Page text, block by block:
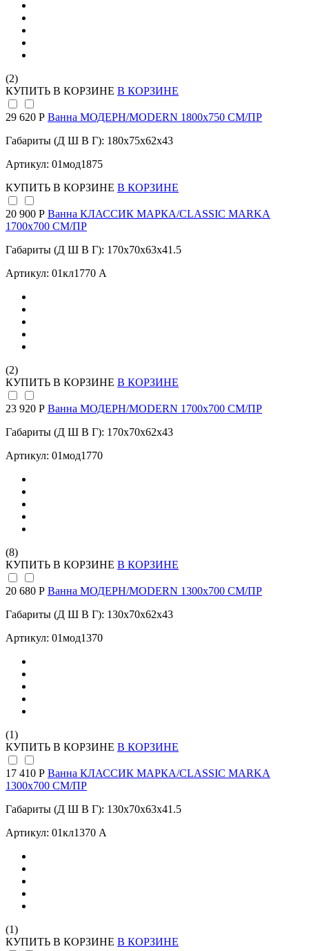
(2)
КУПИТЬ В КОРЗИНЕ В КОРЗИНЕ
29 620 Р Ванна МОДЕРН/MODERN 1800х750 СМ/ПР
Габариты (Д Ш В Г): 180x75x62x43
Артикул: 01мод1875
КУПИТЬ В КОРЗИНЕ В КОРЗИНЕ
20 900 Р Ванна КЛАССИК МАРКА/CLASSIC MARKA
1700х700 СМ/ПР
Габариты (Д Ш В Г): 170x70x63x41.5
Артикул: 01кл1770 А
(2)
КУПИТЬ В КОРЗИНЕ В КОРЗИНЕ
23 920 Р Ванна МОДЕРН/MODERN 1700х700 СМ/ПР
Габариты (Д Ш В Г): 170x70x62x43
Артикул: 01мод1770
(8)
КУПИТЬ В КОРЗИНЕ В КОРЗИНЕ
20 680 Р Ванна МОДЕРН/MODERN 1300х700 СМ/ПР
Габариты (Д Ш В Г): 130x70x62x43
Артикул: 01мод1370
(1)
КУПИТЬ В КОРЗИНЕ В КОРЗИНЕ
17 410 Р Ванна КЛАССИК МАРКА/CLASSIC MARKA
1300х700 СМ/ПР
Габариты (Д Ш В Г): 130x70x63x41.5
Артикул: 01кл1370 А
(1)
КУПИТЬ В КОРЗИНЕ В КОРЗИНЕ